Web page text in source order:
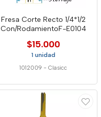
Fresa Corte Recto 1/4*1/2
Con/RodamientoF-E0104
$15.000
1 unidad
1012009 - Clasicc